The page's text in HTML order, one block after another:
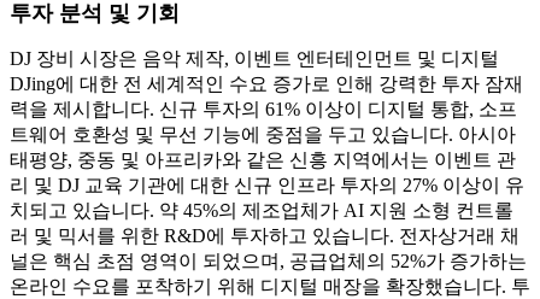
투자 분석 및 기회
DJ 장비 시장은 음악 제작, 이벤트 엔터테인먼트 및 디지털
DJing에 대한 전 세계적인 수요 증가로 인해 강력한 투자 잠재
력을 제시합니다. 신규 투자의 61% 이상이 디지털 통합, 소프
트웨어 호환성 및 무선 기능에 중점을 두고 있습니다. 아시아
태평양, 중동 및 아프리카와 같은 신흥 지역에서는 이벤트 관
리 및 DJ 교육 기관에 대한 신규 인프라 투자의 27% 이상이 유
치되고 있습니다. 약 45%의 제조업체가 AI 지원 소형 컨트롤
러 및 믹서를 위한 R&D에 투자하고 있습니다. 전자상거래 채
널은 핵심 초점 영역이 되었으며, 공급업체의 52%가 증가하는
온라인 수요를 포착하기 위해 디지털 매장을 확장했습니다. 투